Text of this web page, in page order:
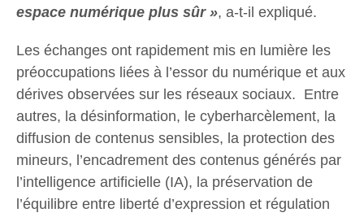
espace numérique plus sûr », a-t-il expliqué.
Les échanges ont rapidement mis en lumière les
préoccupations liées à l’essor du numérique et aux
dérives observées sur les réseaux sociaux. Entre
autres, la désinformation, le cyberharcèlement, la
diffusion de contenus sensibles, la protection des
mineurs, l’encadrement des contenus générés par
l’intelligence artificielle (IA), la préservation de
l’équilibre entre liberté d’expression et régulation